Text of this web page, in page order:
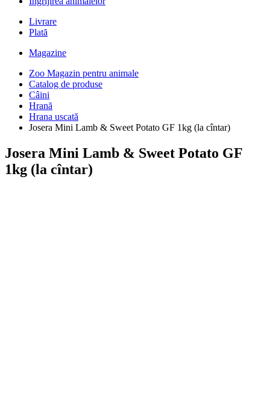
Livrare
Plată
Magazine
Zoo Magazin pentru animale
Catalog de produse
Câini
Hrană
Hrana uscată
Josera Mini Lamb & Sweet Potato GF 1kg (la cîntar)
Josera Mini Lamb & Sweet Potato GF
1kg (la cîntar)